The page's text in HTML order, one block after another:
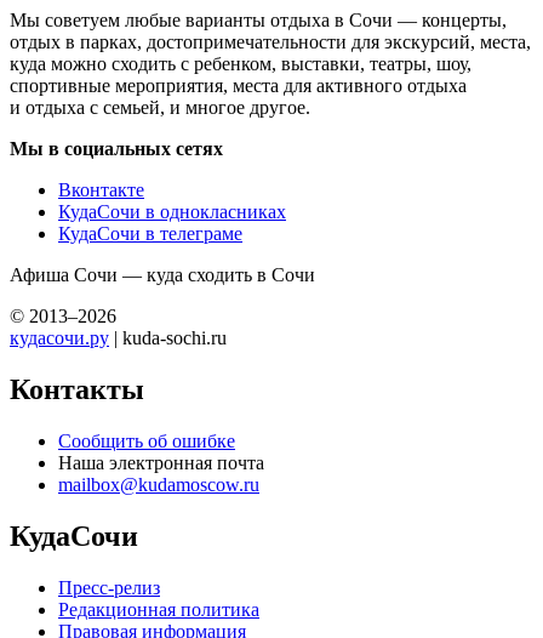
Мы советуем любые варианты отдыха в Сочи — концерты,
отдых в парках, достопримечательности для экскурсий, места,
куда можно сходить с ребенком, выставки, театры, шоу,
спортивные мероприятия, места для активного отдыха
и отдыха с семьей, и многое другое.
Мы в социальных сетях
Вконтакте
КудаСочи в однокласниках
КудаСочи в телеграме
Афиша Сочи — куда сходить в Сочи
© 2013–2026
кудасочи.ру | kuda-sochi.ru
Контакты
Сообщить об ошибке
Наша электронная почта
mailbox@kudamoscow.ru
КудаСочи
Пресс-релиз
Редакционная политика
Правовая информация